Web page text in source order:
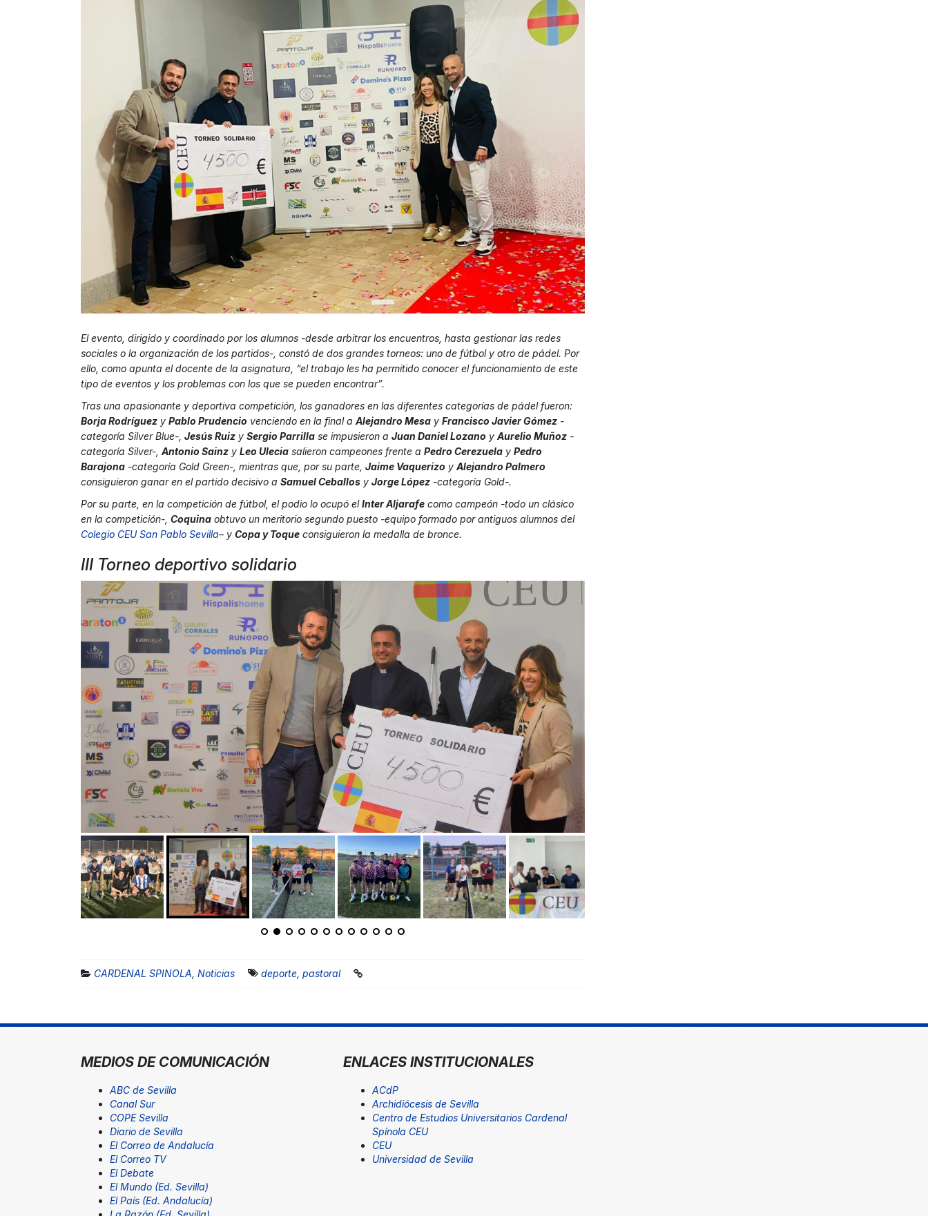
El evento, dirigido y coordinado por los alumnos -desde arbitrar los encuentros, hasta gestionar las redes
sociales o la organización de los partidos-, constó de dos grandes torneos: uno de fútbol y otro de pádel. Por
ello, como apunta el docente de la asignatura, “el trabajo les ha permitido conocer el funcionamiento de este
tipo de eventos y los problemas con los que se pueden encontrar”.
Tras una apasionante y deportiva competición, los ganadores en las diferentes categorías de pádel fueron:
Borja Rodríguez y Pablo Prudencio venciendo en la final a Alejandro Mesa y Francisco Javier Gómez -
categoría Silver Blue-, Jesús Ruiz y Sergio Parrilla se impusieron a Juan Daniel Lozano y Aurelio Muñoz -
categoría Silver-, Antonio Sainz y Leo Ulecia salieron campeones frente a Pedro Cerezuela y Pedro
Barajona -categoría Gold Green-, mientras que, por su parte, Jaime Vaquerizo y Alejandro Palmero
consiguieron ganar en el partido decisivo a Samuel Ceballos y Jorge López -categoría Gold-.
Por su parte, en la competición de fútbol, el podio lo ocupó elInter Aljarafe como campeón -todo un clásico
en la competición-, Coquina obtuvo un meritorio segundo puesto -equipo formado por antiguos alumnos del
Colegio CEU San Pablo Sevilla– y Copa y Toque consiguieron la medalla de bronce.
III Torneo deportivo solidario
CARDENAL SPINOLA, Noticias deporte, pastoral
MEDIOS DE COMUNICACIÓN
ABC de Sevilla
Canal Sur
COPE Sevilla
Diario de Sevilla
El Correo de Andalucía
El Correo TV
El Debate
El Mundo (Ed. Sevilla)
El País (Ed. Andalucía)
ENLACES INSTITUCIONALES
ACdP
Archidiócesis de Sevilla
Centro de Estudios Universitarios Cardenal
Spínola CEU
CEU
Universidad de Sevilla